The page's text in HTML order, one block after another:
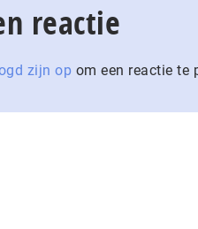
reactie
zijn op om een reactie te